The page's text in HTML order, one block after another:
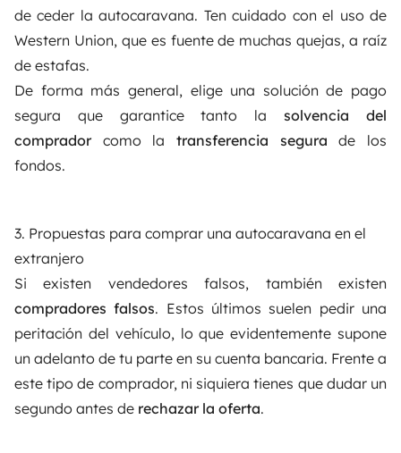
de ceder la autocaravana. Ten cuidado con el uso de
Western Union, que es fuente de muchas quejas, a raíz
de estafas.
De forma más general, elige una solución de pago
segura que garantice tanto la solvencia del
compradorcomo la transferencia segura de los
fondos.
3. Propuestas para comprar una autocaravana en el
extranjero
Si existen vendedores falsos, también existen
compradores falsos. Estos últimos suelen pedir una
peritación del vehículo, lo que evidentemente supone
un adelanto de tu parte en su cuenta bancaria. Frente a
este tipo de comprador, ni siquiera tienes que dudar un
segundo antes de rechazar la oferta.